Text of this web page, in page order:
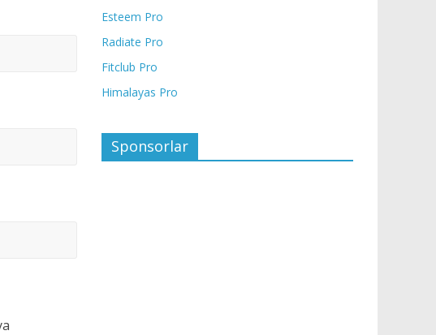
Esteem Pro
Radiate Pro
Fitclub Pro
Himalayas Pro
Sponsorlar